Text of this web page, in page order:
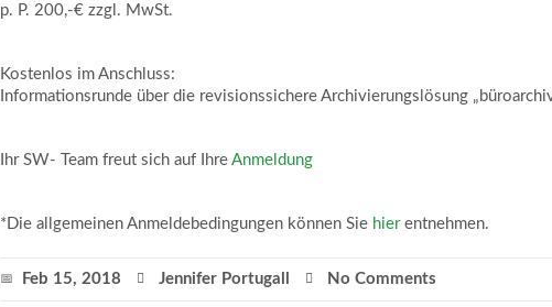
p. P. 200,-€ zzgl. MwSt.
Kostenlos im Anschluss:
Informationsrunde über die revisionssichere Archivierungslösung
Ihr SW- Team freut sich auf Ihre Anmeldung
*Die allgemeinen Anmeldebedingungen können Sie hierentnehmen.
Feb 15, 2018 Jennifer Portugall No Comments